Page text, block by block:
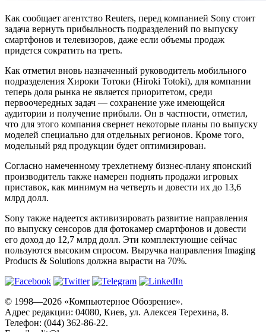
Как сообщает агентство Reuters, перед компанией Sony стоит
задача вернуть прибыльность подразделений по выпуску
смартфонов и телевизоров, даже если объемы продаж
придется сократить на треть.
Как отметил вновь назначенный руководитель мобильного
подразделения Хироки Тотоки (Hiroki Totoki), для компании
теперь доля рынка не является приоритетом, среди
первоочередных задач — сохранение уже имеющейся
аудитории и получение прибыли. Он в частности, отметил,
что для этого компания свернет некоторые планы по выпуску
моделей специально для отдельных регионов. Кроме того,
модельный ряд продукции будет оптимизирован.
Согласно намеченному трехлетнему бизнес-плану японский
производитель также намерен поднять продажи игровых
приставок, как минимум на четверть и довести их до 13,6
млрд долл.
Sony также надеется активизировать развитие направления
по выпуску сенсоров для фотокамер смартфонов и довести
его доход до 12,7 млрд долл. Эти комплектующие сейчас
пользуются высоким спросом. Выручка направления Imaging
Products & Solutions должна вырасти на 70%.
© 1998—2026 «Компьютерное Обозрение».
Адрес редакции: 04080, Киев, ул. Алексея Терехина, 8.
Телефон: (044) 362-86-22.